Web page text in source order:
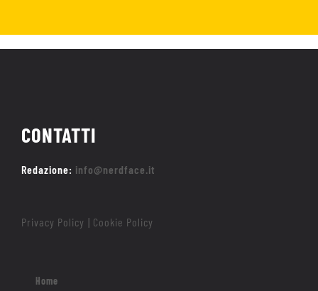
CONTATTI
Redazione: info@nerdface.it
Privacy Policy Cookie Policy
Home